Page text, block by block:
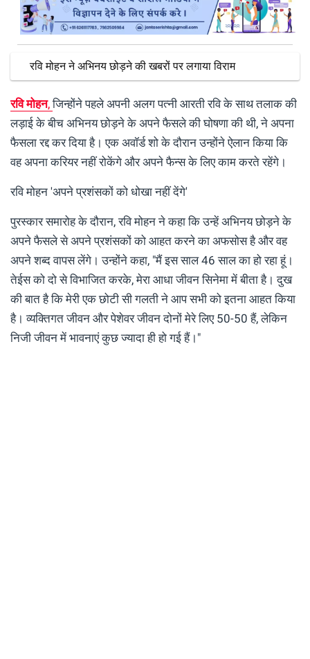
रवि मोहन ने अभिनय छोड़ने की खबरों पर लगाया विराम
रवि मोहन,जिन्होंने पहले अपनी अलग पत्नी आरती रवि के साथ तलाक की
लड़ाई के बीच अभिनय छोड़ने के अपने फैसले की घोषणा की थी, ने अपना
फैसला रद्द कर दिया है। एक अवॉर्ड शो के दौरान उन्होंने ऐलान किया कि
वह अपना करियर नहीं रोकेंगे और अपने फैन्स के लिए काम करते रहेंगे।
रवि मोहन 'अपने प्रशंसकों को धोखा नहीं देंगे'
पुरस्कार समारोह के दौरान, रवि मोहन ने कहा कि उन्हें अभिनय छोड़ने के
अपने फैसले से अपने प्रशंसकों को आहत करने का अफसोस है और वह
अपने शब्द वापस लेंगे। उन्होंने कहा, "मैं इस साल 46 साल का हो रहा हूं।
तेईस को दो से विभाजित करके, मेरा आधा जीवन सिनेमा में बीता है। दुख
की बात है कि मेरी एक छोटी सी गलती ने आप सभी को इतना आहत किया
है। व्यक्तिगत जीवन और पेशेवर जीवन दोनों मेरे लिए 50-50 हैं, लेकिन
निजी जीवन में भावनाएं कुछ ज्यादा ही हो गई हैं।"